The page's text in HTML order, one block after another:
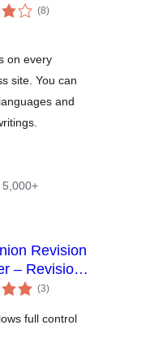
(8個
の)
on every
site. You can
and
5,000+
Revision
– Revision
(3個
の)
full control